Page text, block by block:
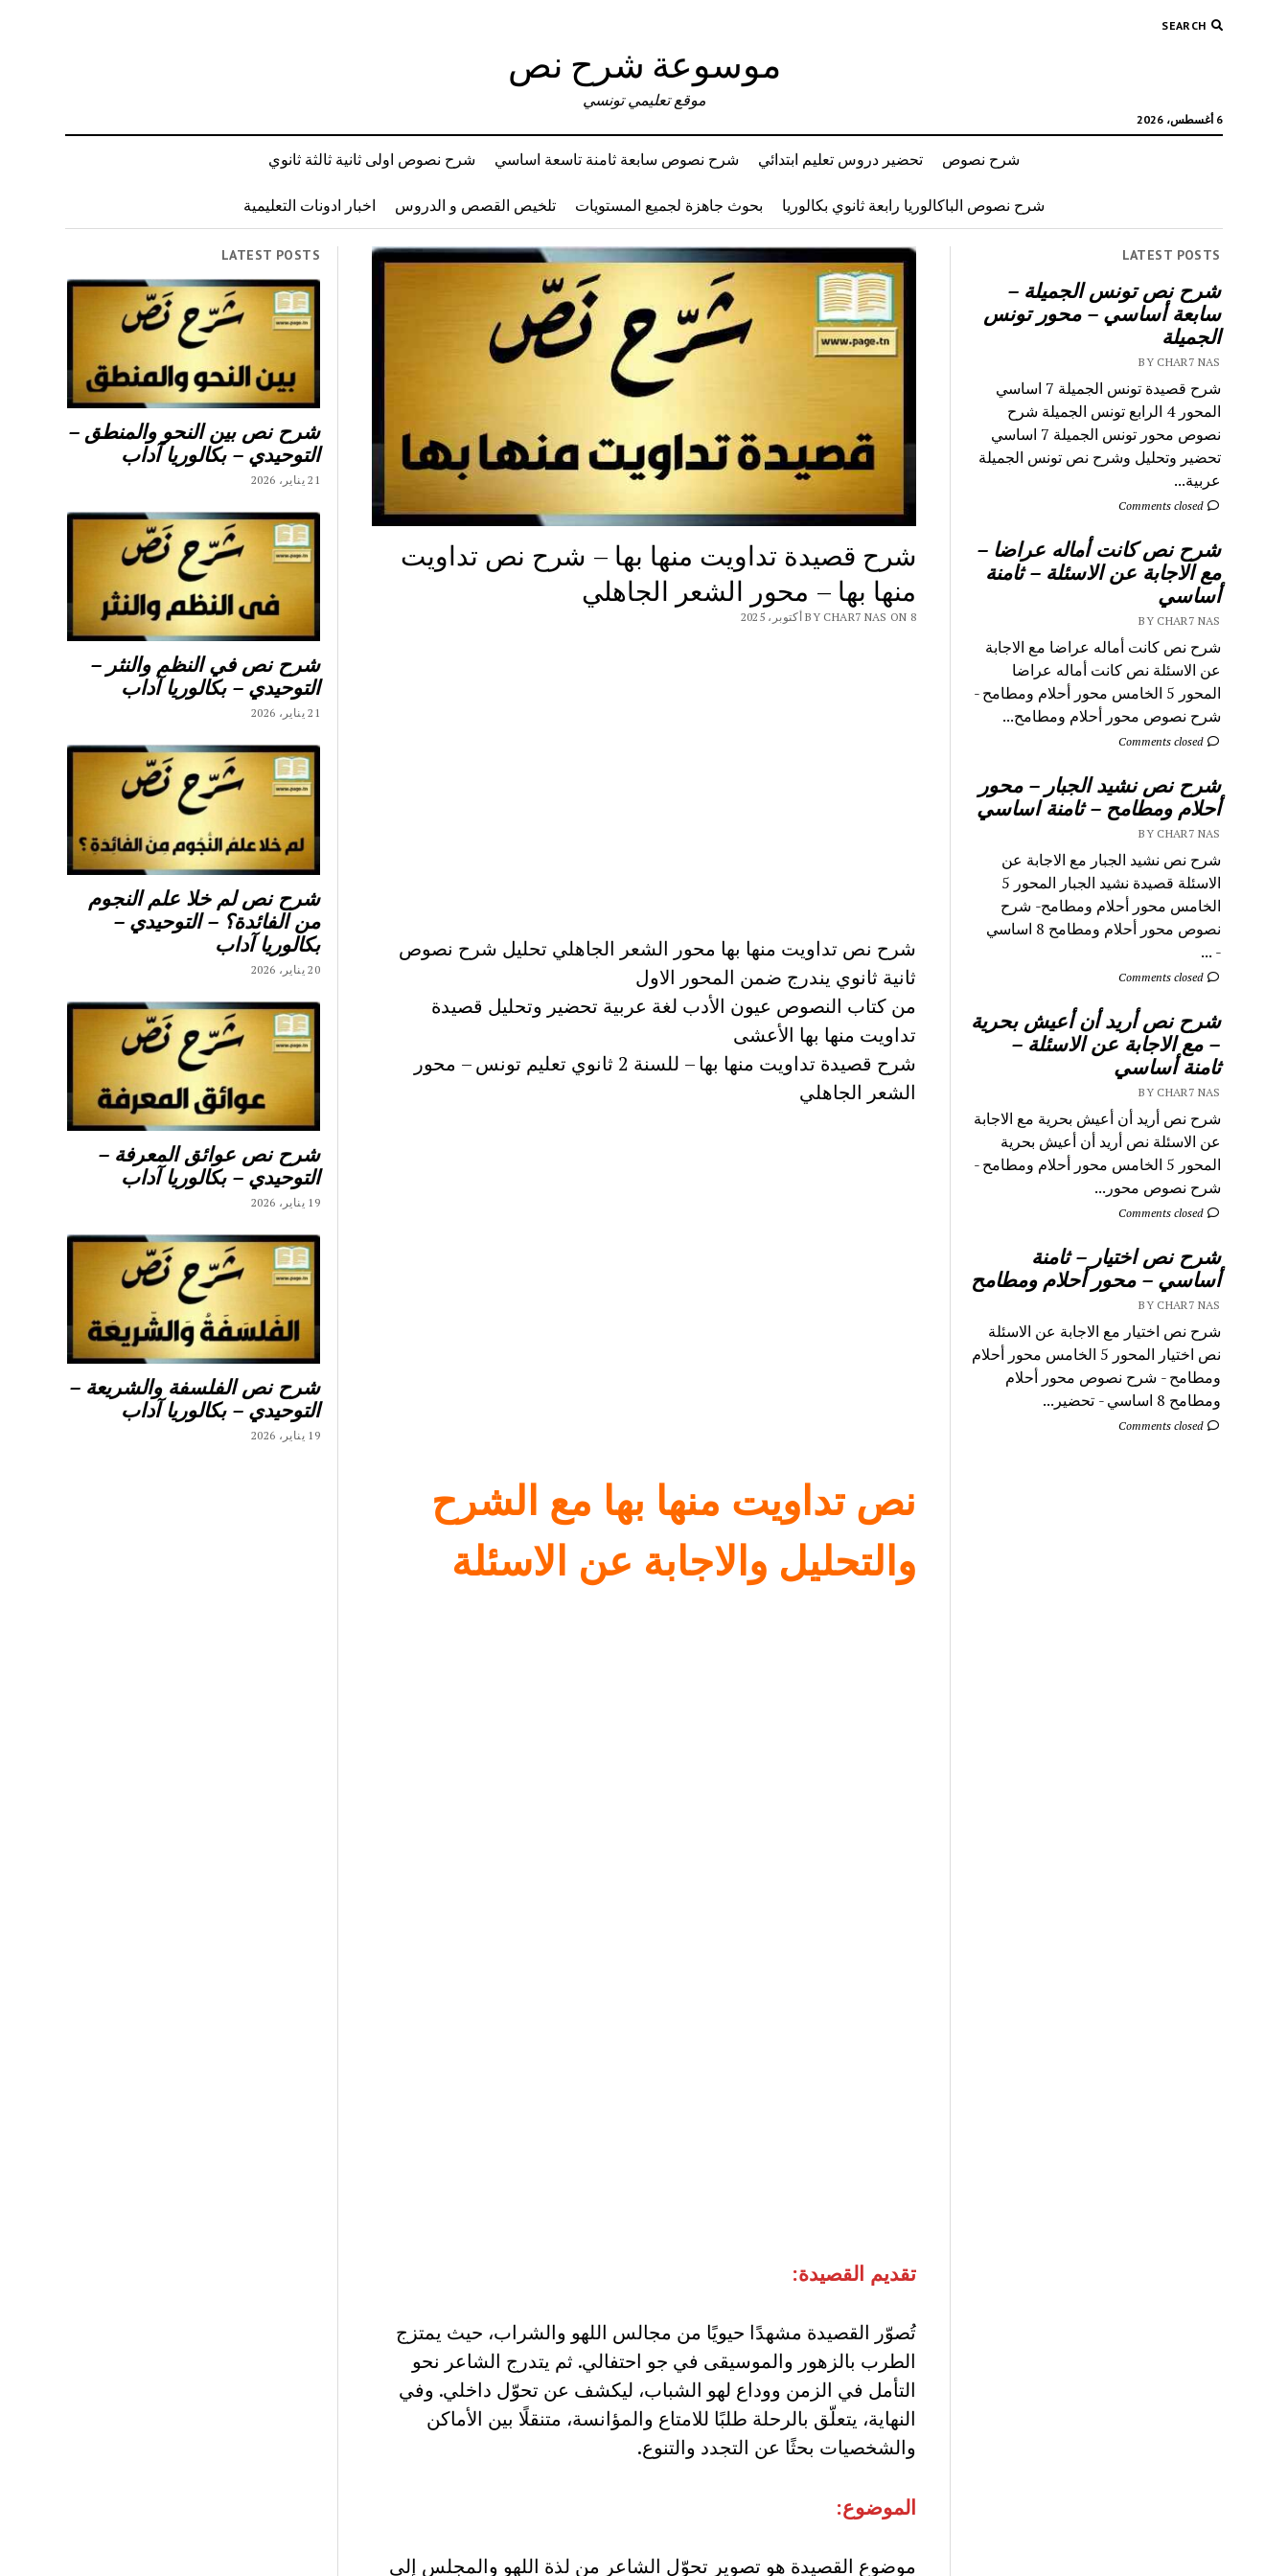
SEARCH
موسوعة شرح نص
6 أغسطس، 2026
موقع تعليمي تونسي
شرح نصوص تحضير دروس تعليم ابتدائي شرح نصوص سابعة ثامنة تاسعة اساسي شرح نصوص اولى ثانية ثالثة ثانوي
شرح نصوص الباكالوريا رابعة ثانوي بكالوريا بحوث جاهزة لجميع المستويات تلخيص القصص و الدروس اخبار ادونات التعليمية
LATEST POSTS
شرح نص تونس الجميلة –
سابعة أساسي – محور تونس
الجميلة
BY CHAR7 NAS
شرح قصيدة تونس الجميلة 7 اساسي
المحور 4 الرابع تونس الجميلة شرح
نصوص محور تونس الجميلة 7 اساسي
تحضير وتحليل وشرح نص تونس الجميلة
عربية...
Comments closed
شرح نص كانت أماله عراضا –
مع الاجابة عن الاسئلة – ثامنة
أساسي
BY CHAR7 NAS
شرح نص كانت أماله عراضا مع الاجابة
عن الاسئلة نص كانت أماله عراضا
المحور 5 الخامس محور أحلام ومطامح -
شرح نصوص محور أحلام ومطامح...
Comments closed
شرح نص نشيد الجبار – محور
أحلام ومطامح – ثامنة اساسي
BY CHAR7 NAS
شرح نص نشيد الجبار مع الاجابة عن
الاسئلة قصيدة نشيد الجبار المحور 5
الخامس محور أحلام ومطامح- شرح
نصوص محور أحلام ومطامح 8 اساسي
- ...
Comments closed
شرح نص أريد أن أعيش بحرية
– مع الاجابة عن الاسئلة –
ثامنة أساسي
BY CHAR7 NAS
شرح نص أريد أن أعيش بحرية مع الاجابة
عن الاسئلة نص أريد أن أعيش بحرية
المحور 5 الخامس محور أحلام ومطامح -
شرح نصوص محور...
Comments closed
شرح نص اختيار – ثامنة
أساسي – محور أحلام ومطامح
BY CHAR7 NAS
شرح نص اختيار مع الاجابة عن الاسئلة
نص اختيار المحور 5 الخامس محور أحلام
ومطامح - شرح نصوص محور أحلام
ومطامح 8 اساسي - تحضير...
Comments closed
شرح قصيدة تداويت منها بها – شرح نص تداويت
منها بها – محور الشعر الجاهلي
BY CHAR7 NAS ON 8 أكتوبر، 2025
شرح نص تداويت منها بها محور الشعر الجاهلي تحليل شرح نصوص
ثانية ثانوي يندرج ضمن المحور الاول
من كتاب النصوص عيون الأدب لغة عربية تحضير وتحليل قصيدة
تداويت منها بها الأعشى
شرح قصيدة تداويت منها بها – للسنة 2 ثانوي تعليم تونس – محور
الشعر الجاهلي
نص تداويت منها بها مع الشرح
والتحليل والاجابة عن الاسئلة
تقديم القصيدة:
تُصوّر القصيدة مشهدًا حيويًا من مجالس اللهو والشراب، حيث يمتزج
الطرب بالزهور والموسيقى في جو احتفالي. ثم يتدرج الشاعر نحو
التأمل في الزمن ووداع لهو الشباب، ليكشف عن تحوّل داخلي. وفي
النهاية، يتعلّق بالرحلة طلبًا للامتاع والمؤانسة، متنقلًا بين الأماكن
والشخصيات بحثًا عن التجدد والتنوع.
الموضوع:
موضوع القصيدة هو تصوير تحوّل الشاعر من لذة اللهو والمجلس إلى
LATEST POSTS
شرح نص بين النحو والمنطق –
التوحيدي – بكالوريا آداب
21 يناير، 2026
شرح نص في النظم والنثر –
التوحيدي – بكالوريا آداب
21 يناير، 2026
شرح نص لم خلا علم النجوم
من الفائدة؟ – التوحيدي –
بكالوريا آداب
20 يناير، 2026
شرح نص عوائق المعرفة –
التوحيدي – بكالوريا آداب
19 يناير، 2026
شرح نص الفلسفة والشريعة –
التوحيدي – بكالوريا آداب
19 يناير، 2026